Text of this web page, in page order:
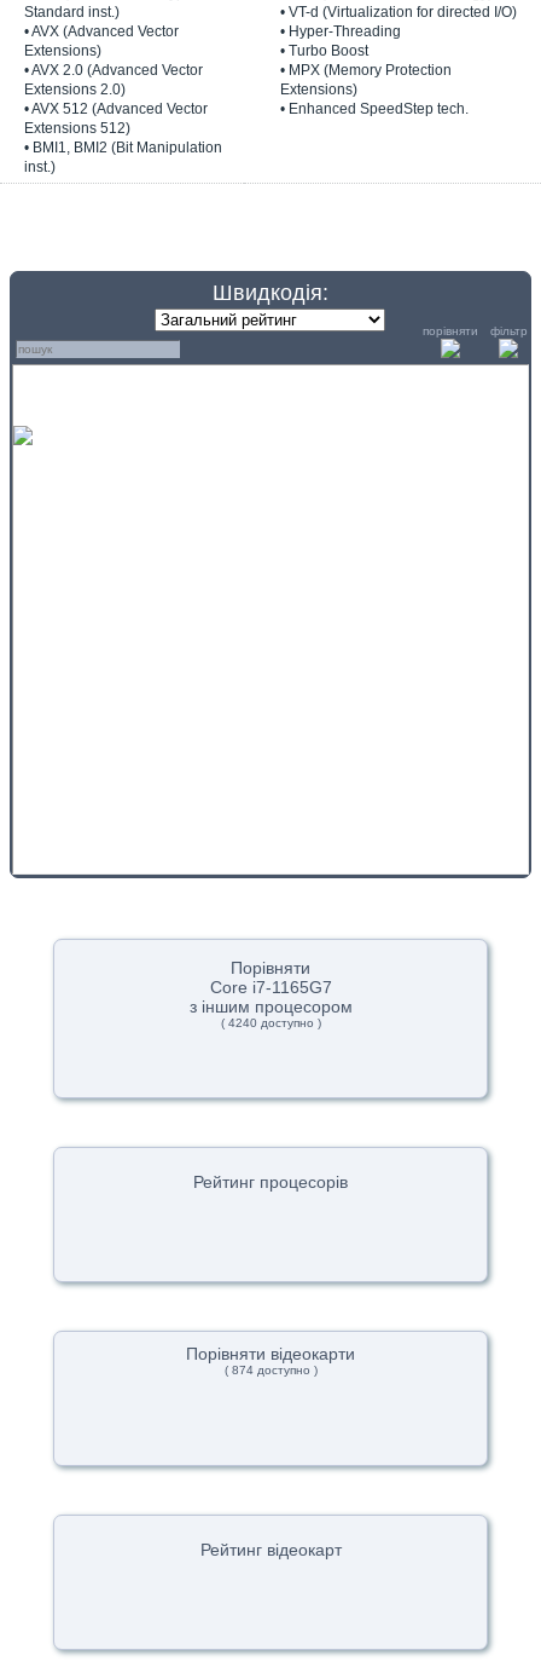
Standard inst.)
• AVX (Advanced Vector
Extensions)
• AVX 2.0 (Advanced Vector
Extensions 2.0)
• AVX 512 (Advanced Vector
Extensions 512)
• BMI1, BMI2 (Bit Manipulation
inst.)
• VT-d (Virtualization for directed I/O)
• Hyper-Threading
• Turbo Boost
• MPX (Memory Protection
Extensions)
• Enhanced SpeedStep tech.
Швидкодія:
порівняти фільтр
Порівняти
Core i7-1165G7
з іншим процесором
( 4240 доступно )
Рейтинг процесорів
Порівняти відеокарти
( 874 доступно )
Рейтинг відеокарт